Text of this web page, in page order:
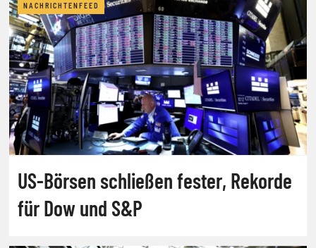
NACHRICHTENFEED
US-Börsen schließen fester, Rekorde
für Dow und S&P